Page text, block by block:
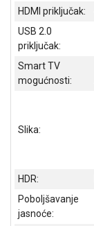
ZA
ŠKOLSKI
PRIBOR
KRIPTO
HDMI priključak:
USB 2.0
priključak:
Smart TV
mogućnosti:
Slika:
HDR:
Poboljšavanje
jasnoće: